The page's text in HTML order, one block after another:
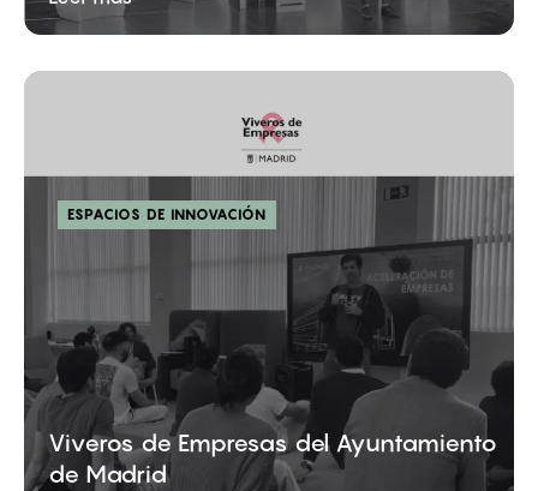
ESPACIOS DE INNOVACIÓN
Viveros de Empresas del Ayuntamiento
de Madrid